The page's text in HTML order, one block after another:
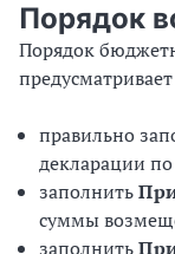
Порядок
Порядок
правильно
декларации
заполнить
суммы
заполнить